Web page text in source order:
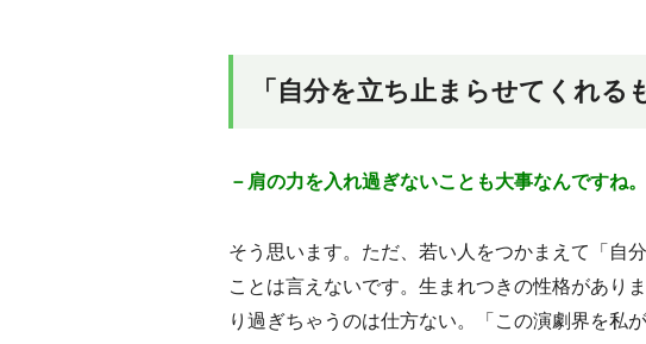
「自分を立ち止まらせてくれる
－肩の力を入れ過ぎないことも大事なんですね。
そう思います。ただ、若い人をつかまえて「自
ことは言えないです。生まれつきの性格があり
り過ぎちゃうのは仕方ない。「この演劇界を私